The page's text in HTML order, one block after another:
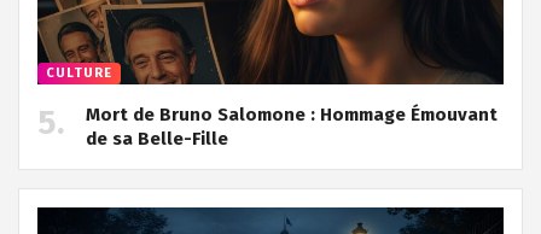
CULTURE
Mort de Bruno Salomone : Hommage Émouvant
de sa Belle-Fille